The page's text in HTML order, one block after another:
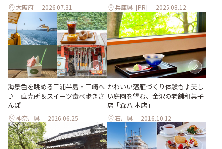
大阪府 2026.07.31 兵庫県 [PR] 2025.08.12
海景色を眺める三浦半島・三崎へ
♪ 直売所＆スイーツ食べ歩きさ
んぽ
神奈川県 2026.06.25
かわいい落雁づくり体験も♪美し
い庭園を望む、金沢の老舗和菓子
店「森八 本店」
石川県 2016.10.12